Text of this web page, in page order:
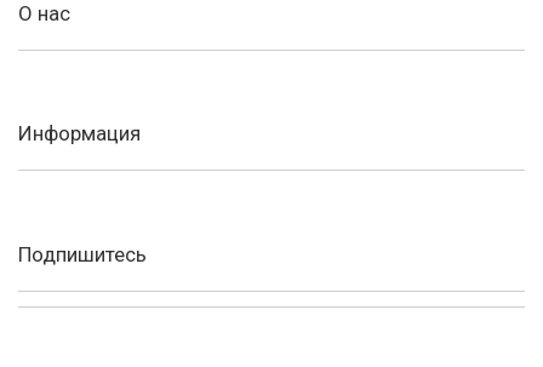
О нас
Информация
Подпишитесь